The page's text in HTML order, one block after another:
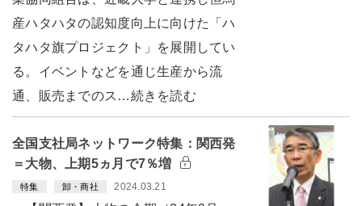
産ハタハタの認知度向上に向けた「ハ
タハタ旗プロジェクト」を展開してい
る。イベントなどを通じ生産から流
通、販売までのス…続きを読む
全国支社局ネットワーク特集：関西発
＝大物、上期5ヵ月で7％増
特集 卸・商社 2024.03.21